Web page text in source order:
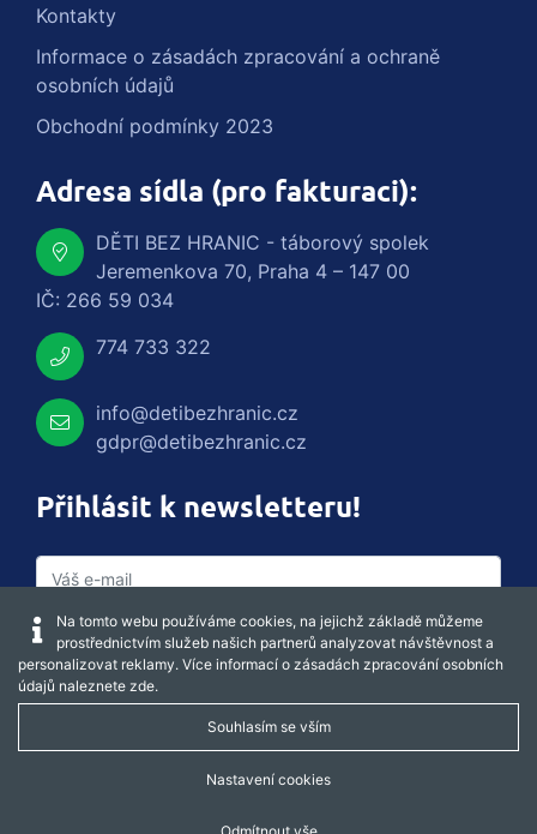
Kontakty
Informace o zásadách zpracování a ochraně
osobních údajů
Obchodní podmínky 2023
Adresa sídla (pro fakturaci):
DĚTI BEZ HRANIC - táborový spolek
Jeremenkova 70, Praha 4 – 147 00
IČ: 266 59 034
774 733 322
info@detibezhranic.cz
gdpr@detibezhranic.cz
Přihlásit k newsletteru!
Captcha obnovit
Na tomto webu používáme cookies, na jejichž základě můžeme
prostřednictvím služeb našich partnerů analyzovat návštěvnost a
personalizovat reklamy. Více informací o zásadách zpracování osobních
údajů naleznete zde.
Souhlasím se vším
Nastavení cookies